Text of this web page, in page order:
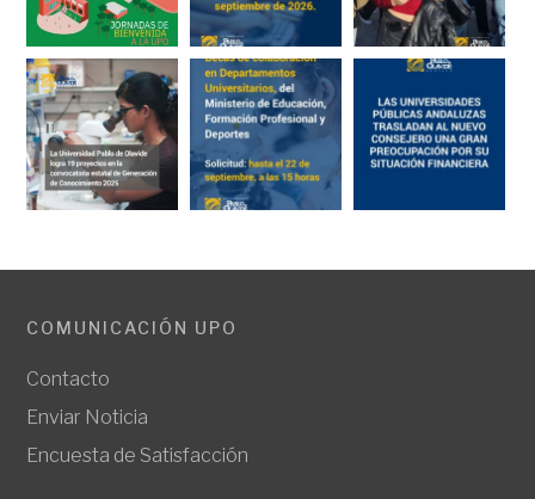
COMUNICACIÓN UPO
Contacto
Enviar Noticia
Encuesta de Satisfacción